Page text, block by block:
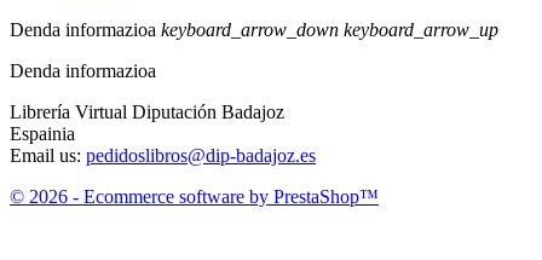
Denda informazioa keyboard_arrow_down keyboard_arrow_up
Denda informazioa
Librería Virtual Diputación Badajoz
Espainia
Email us: pedidoslibros@dip-badajoz.es
© 2026 - Ecommerce software by PrestaShop™